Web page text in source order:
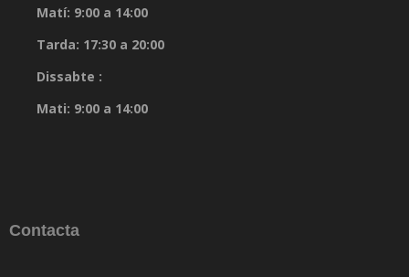
Matí: 9:00 a 14:00
Tarda: 17:30 a 20:00
Dissabte :
Mati: 9:00 a 14:00
Contacta